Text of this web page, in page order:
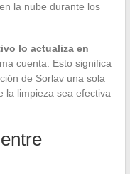
la nube durante los
lo actualiza en
cuenta. Esto significa
de Sorlav una sola
la limpieza sea efectiva